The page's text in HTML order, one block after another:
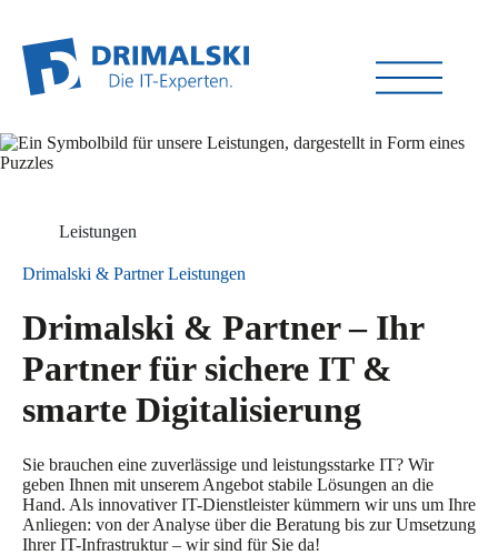
Leistungen
Drimalski & Partner Leistungen
Drimalski & Partner – Ihr
Partner für sichere IT &
smarte Digitalisierung
Sie brauchen eine zuverlässige und leistungsstarke IT? Wir
geben Ihnen mit unserem Angebot stabile Lösungen an die
Hand. Als innovativer IT-Dienstleister kümmern wir uns um Ihre
Anliegen: von der Analyse über die Beratung bis zur Umsetzung
Ihrer IT-Infrastruktur – wir sind für Sie da!